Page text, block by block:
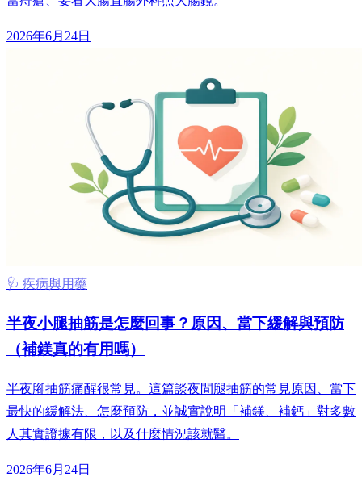
2026年6月24日
🩺 疾病與用藥
半夜小腿抽筋是怎麼回事？原因、當下緩解與預防
（補鎂真的有用嗎）
半夜腳抽筋痛醒很常見。這篇談夜間腿抽筋的常見原因、當下
最快的緩解法、怎麼預防，並誠實說明「補鎂、補鈣」對多數
人其實證據有限，以及什麼情況該就醫。
2026年6月24日